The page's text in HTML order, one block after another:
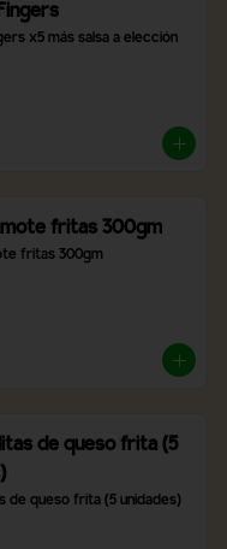
x5 más salsa a elección
fritas 300gm
fritas 300gm
de queso frita (5
de queso frita (5 unidades)